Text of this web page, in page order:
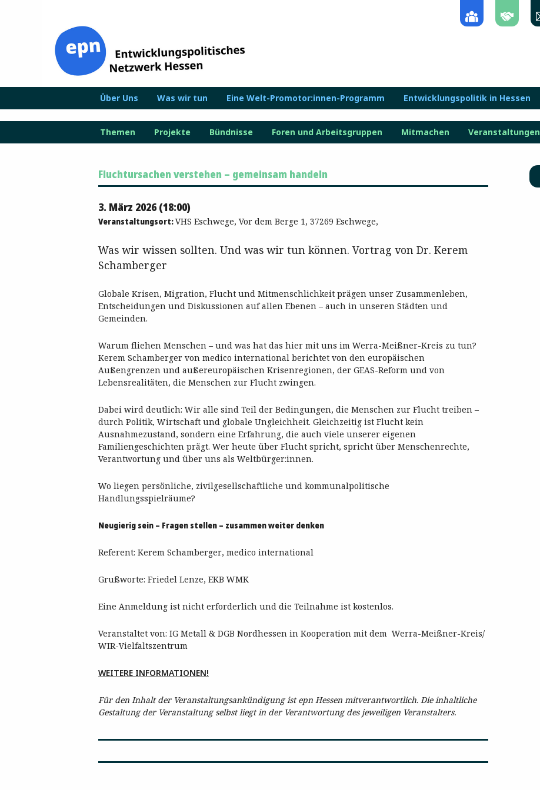
Über Uns Was wir tun Eine Welt-Promotor:innen-Programm Entwicklungspolitik in Hessen
Themen Projekte Bündnisse Foren und Arbeitsgruppen Mitmachen Veranstaltungen
Fluchtursachen verstehen – gemeinsam handeln
3. März 2026 (18:00)
Veranstaltungsort:VHS Eschwege, Vor dem Berge 1, 37269 Eschwege,
Was wir wissen sollten. Und was wir tun können. Vortrag von Dr. Kerem
Schamberger
Globale Krisen, Migration, Flucht und Mitmenschlichkeit prägen unser Zusammenleben,
Entscheidungen und Diskussionen auf allen Ebenen – auch in unseren Städten und
Gemeinden.
Warum fliehen Menschen – und was hat das hier mit uns im Werra-Meißner-Kreis zu tun?
Kerem Schamberger von medico international berichtet von den europäischen
Außengrenzen und außereuropäischen Krisenregionen, der GEAS-Reform und von
Lebensrealitäten, die Menschen zur Flucht zwingen.
Dabei wird deutlich: Wir alle sind Teil der Bedingungen, die Menschen zur Flucht treiben –
durch Politik, Wirtschaft und globale Ungleichheit. Gleichzeitig ist Flucht kein
Ausnahmezustand, sondern eine Erfahrung, die auch viele unserer eigenen
Familiengeschichten prägt. Wer heute über Flucht spricht, spricht über Menschenrechte,
Verantwortung und über uns als Weltbürger:innen.
Wo liegen persönliche, zivilgesellschaftliche und kommunalpolitische
Handlungsspielräume?
Neugierig sein – Fragen stellen – zusammen weiter denken
Referent: Kerem Schamberger, medico international
Grußworte: Friedel Lenze, EKB WMK
Eine Anmeldung ist nicht erforderlich und die Teilnahme ist kostenlos.
Veranstaltet von: IG Metall & DGB Nordhessen in Kooperation mit dem Werra-Meißner-Kreis/
WIR-Vielfaltszentrum
WEITERE INFORMATIONEN!
Für den Inhalt der Veranstaltungsankündigung ist epn Hessen mitverantwortlich. Die inhaltliche
Gestaltung der Veranstaltung selbst liegt in der Verantwortung des jeweiligen Veranstalters.